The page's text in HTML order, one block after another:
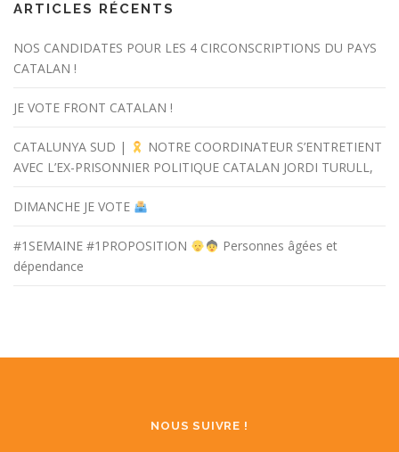
ARTICLES RÉCENTS
NOS CANDIDATES POUR LES 4 CIRCONSCRIPTIONS DU PAYS
CATALAN !
JE VOTE FRONT CATALAN !
CATALUNYA SUD |
NOTRE COORDINATEUR S’ENTRETIENT
AVEC L’EX-PRISONNIER POLITIQUE CATALAN JORDI TURULL,
DIMANCHE JE VOTE
#1SEMAINE #1PROPOSITION
Personnes âgées et
dépendance
NOUS SUIVRE !